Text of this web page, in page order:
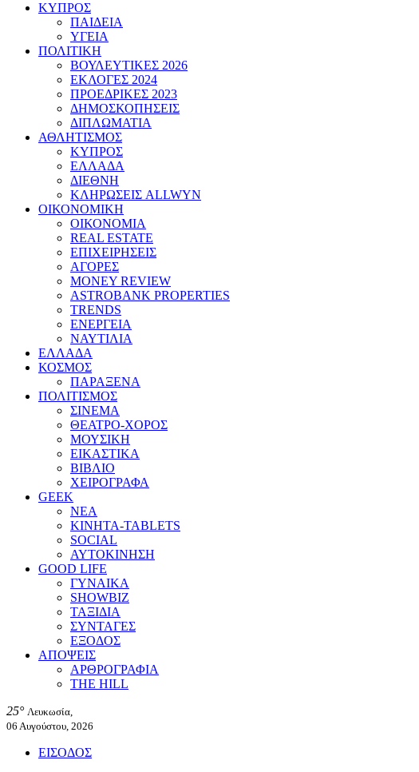
ΚΥΠΡΟΣ
ΠΑΙΔΕΙΑ
ΥΓΕΙΑ
ΠΟΛΙΤΙΚΗ
ΒΟΥΛΕΥΤΙΚΕΣ 2026
ΕΚΛΟΓΕΣ 2024
ΠΡΟΕΔΡΙΚΕΣ 2023
ΔΗΜΟΣΚΟΠΗΣΕΙΣ
ΔΙΠΛΩΜΑΤΙΑ
ΑΘΛΗΤΙΣΜΟΣ
ΚΥΠΡΟΣ
ΕΛΛΑΔΑ
ΔΙΕΘΝΗ
ΚΛΗΡΩΣΕΙΣ ALLWYN
ΟΙΚΟΝΟΜΙΚΗ
ΟΙΚΟΝΟΜΙΑ
REAL ESTATE
ΕΠΙΧΕΙΡΗΣΕΙΣ
ΑΓΟΡΕΣ
MONEY REVIEW
ASTROBANK PROPERTIES
TRENDS
ΕΝΕΡΓΕΙΑ
ΝΑΥΤΙΛΙΑ
ΕΛΛΑΔΑ
ΚΟΣΜΟΣ
ΠΑΡΑΞΕΝΑ
ΠΟΛΙΤΙΣΜΟΣ
ΣΙΝΕΜΑ
ΘΕΑΤΡΟ-ΧΟΡΟΣ
ΜΟΥΣΙΚΗ
ΕΙΚΑΣΤΙΚΑ
ΒΙΒΛΙΟ
ΧΕΙΡΟΓΡΑΦΑ
GEEK
ΝΕΑ
ΚΙΝΗΤΑ-TABLETS
SOCIAL
ΑΥΤΟΚΙΝΗΣΗ
GOOD LIFE
ΓΥΝΑΙΚΑ
SHOWBIZ
ΤΑΞΙΔΙΑ
ΣΥΝΤΑΓΕΣ
ΕΞΟΔΟΣ
ΑΠΟΨΕΙΣ
ΑΡΘΡΟΓΡΑΦΙΑ
THE HILL
25° Λευκωσία,
06 Αυγούστου, 2026
ΕΙΣΟΔΟΣ